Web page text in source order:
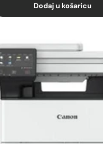
Dodaj u košaricu